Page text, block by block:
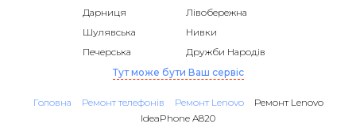
Дарниця
Лівобережна
Шулявська
Нивки
Печерська
Дружби Народів
Тут може бути Ваш сервіс
Головна Ремонт телефонів Ремонт Lenovo
Ремонт Lenovo
IdeaPhone A820